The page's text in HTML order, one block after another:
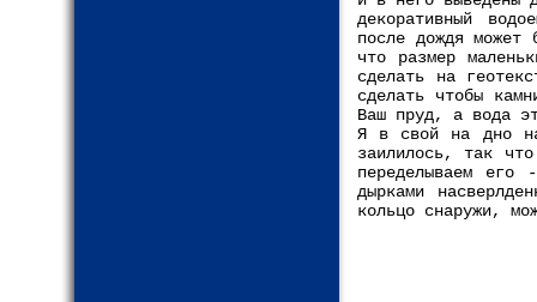
декоративный
после дождя
что размер
сделать на
сделать чтобы
Ваш пруд, а вода
Я в свой на дно
заилилось, так
переделываем его
дырками
кольцо снаружи,